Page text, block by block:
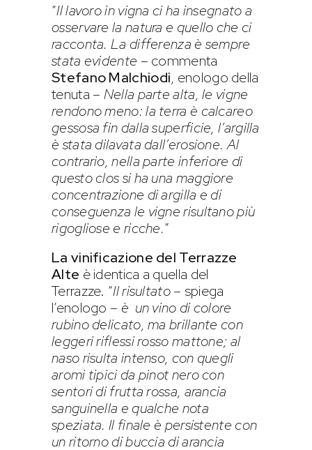
“Il lavoro in vigna ci ha insegnato a
osservare la natura e quello che ci
racconta. La differenza è sempre
stata evidente – commenta
Stefano Malchiodi, enologo della
tenuta – Nella parte alta, le vigne
rendono meno: la terra è calcareo
gessosa fin dalla superficie, l’argilla
è stata dilavata dall’erosione. Al
contrario, nella parte inferiore di
questo clos si ha una maggiore
concentrazione di argilla e di
conseguenza le vigne risultano più
rigogliose e ricche.”
La vinificazione del Terrazze
Alte è identica a quella del
Terrazze. “Il risultato– spiega
l’enologo – è un vino di colore
rubino delicato, ma brillante con
leggeri riflessi rosso mattone; al
naso risulta intenso, con quegli
aromi tipici da pinot nero con
sentori di frutta rossa, arancia
sanguinella e qualche nota
speziata. Il finale è persistente con
un ritorno di buccia di arancia